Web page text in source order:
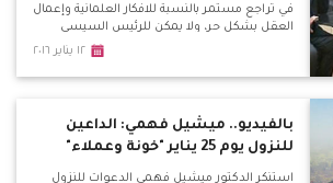
في تراجع مستمر بالنسبة للافكار العلمانية وإعمال
العقل بشكل حر، ولا يمكن للرئيس السيسي
القفز علي هذا الكم الهائل من التراكمات في فترة
ومستنير.
١٢ يناير ٢٠١٦
بالفيديو.. ميشيل فهمي: الداعين
للنزول يوم 25 يناير "خونة وعملاء"
استنكر الدكتور ميشيل فهمي الدعوات للنزول